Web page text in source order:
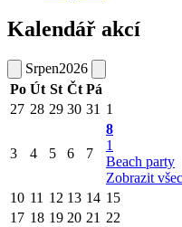
Kalendář akcí
Srpen2026
Po Út St Čt Pá
27 28 29 30 31 1
3 4 5 6 7
8
1
Beach party
Zobrazit
10 11 12 13 14 15
17 18 19 20 21 22